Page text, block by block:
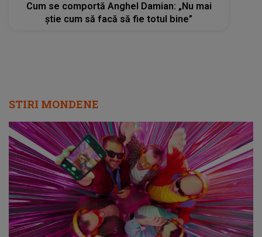
Cum se comportă Anghel Damian: „Nu mai
știe cum să facă să fie totul bine”
STIRI MONDENE